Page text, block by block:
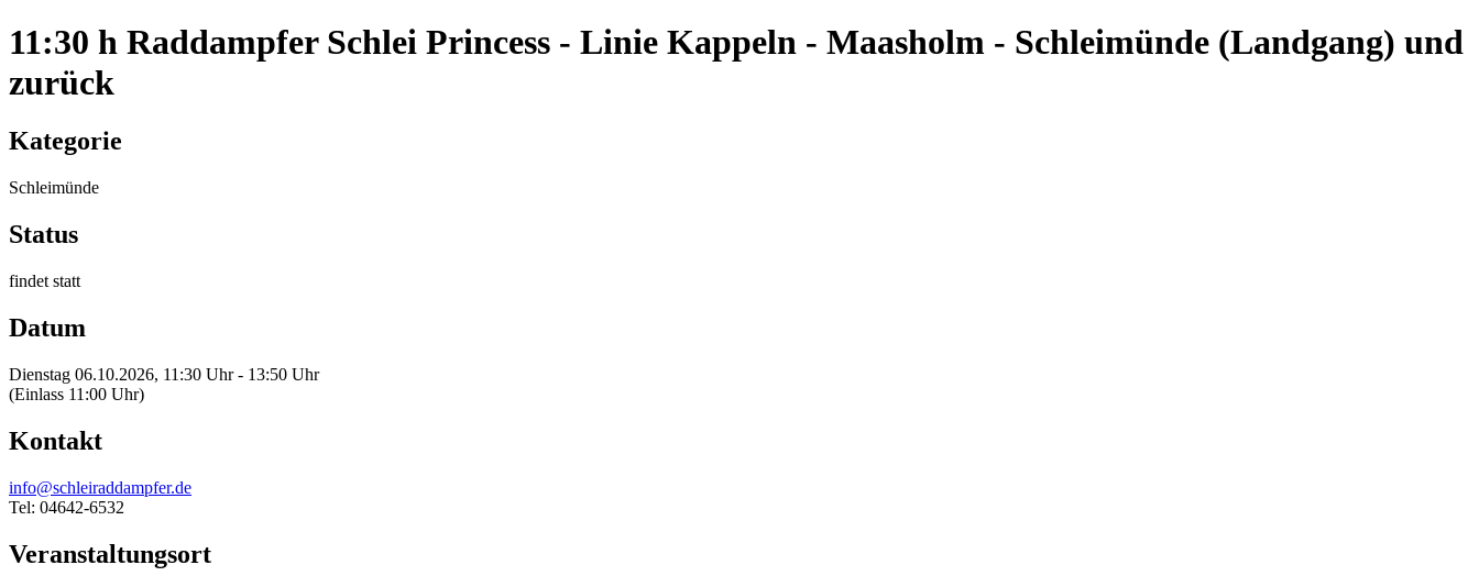
11:30 h Raddampfer Schlei Princess - Linie Kappeln - Maasholm - Schleimünde (Landgang) und
zurück
Kategorie
Schleimünde
Status
findet statt
Datum
Dienstag 06.10.2026, 11:30 Uhr - 13:50 Uhr
(Einlass 11:00 Uhr)
Kontakt
info@schleiraddampfer.de
Tel: 04642-6532
Veranstaltungsort